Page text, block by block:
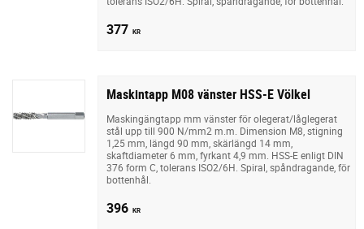
377 KR
Maskintapp M08 vänster HSS-E Völkel
Maskingängtapp mm vänster för olegerat/låglegerat
stål upp till 900 N/mm2 m.m. Dimension M8, stigning
1,25 mm, längd 90 mm, skärlängd 14 mm,
skaftdiameter 6 mm, fyrkant 4,9 mm. HSS-E enligt DIN
376 form C, tolerans ISO2/6H. Spiral, spåndragande, för
bottenhål.
396 KR